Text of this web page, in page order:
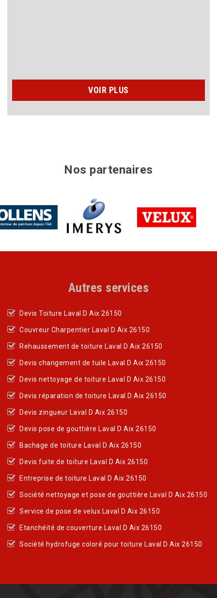
VOIR PLUS
Nos partenaires
Autres services
Devis Toiture Laval D Aix 26150
Couvreur Charpentier Laval D Aix 26150
Rehaussement de toiture Laval D Aix 26150
Devis changement de tuile Laval D Aix 26150
Devis nettoyage de toiture Laval D Aix 26150
Devis réparation de toiture Laval D Aix 26150
Devis zingueur Laval D Aix 26150
Devis pose de gouttière Laval D Aix 26150
Bachage de toiture Laval D Aix 26150
Devis fuite de toiture Laval D Aix 26150
Entreprise de toiture Laval D Aix 26150
Société nettoyage et pose de gouttière Laval D Aix 26150
Service de pose de velux Laval D Aix 26150
Etanchéité de couverture Laval D Aix 26150
Société hydrofuge coloré pour toiture Laval D Aix 26150